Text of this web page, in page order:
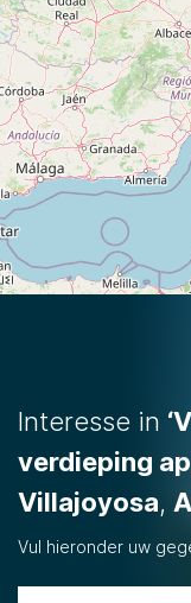
Interesse in
verdieping
Villajoyosa,
Vul hieronder uw